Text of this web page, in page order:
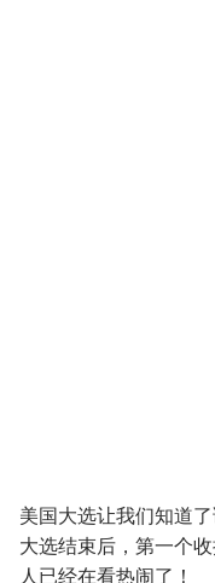
美国大选让我们知道
大选结束后，第一个
人已经在看热闹了！